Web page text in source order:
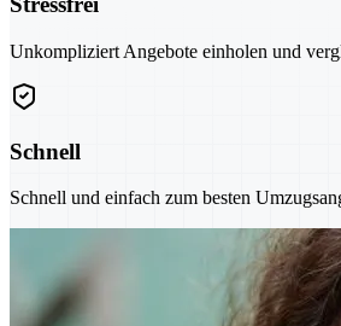
Unkompliziert Angebote einholen und
Schnell
Schnell und einfach zum besten